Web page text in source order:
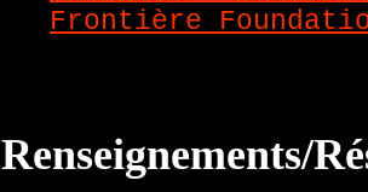
Frontière
Renseignements/